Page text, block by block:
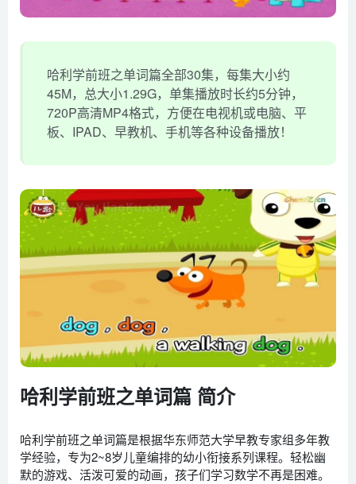
哈利学前班之单词篇全部30集，每集大小约
45M，总大小1.29G，单集播放时长约5分钟，
720P高清MP4格式，方便在电视机或电脑、平
板、IPAD、早教机、手机等各种设备播放！
哈利学前班之单词篇 简介
哈利学前班之单词篇是根据华东师范大学早教专家组多年教
学经验，专为2~8岁儿童编排的幼小衔接系列课程。轻松幽
默的游戏、活泼可爱的动画，孩子们学习数学不再是困难。